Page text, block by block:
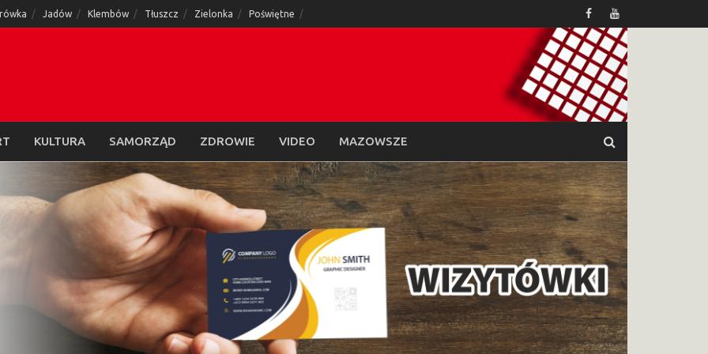
Jadów Klembów Tłuszcz Zielonka Poświętne
KULTURA SAMORZĄD ZDROWIE VIDEO MAZOWSZE